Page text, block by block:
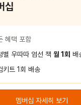
십
혜택 포함
별 우따따 엄선 책 월 1회 배
키트 1회 배송
멤버십 자세히 보기